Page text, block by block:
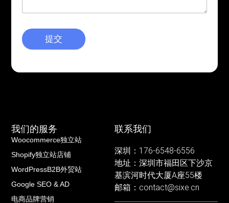
我们的服务
Woocommerce独立站
Shopify独立站店铺
WordPressB2B外贸站
Google SEO & AD
电商品牌营销
联系我们
深圳：176-6548-6556
地址：深圳市福田区下沙京
基滨河时代大厦A座55楼
邮箱：contact@sixe.cn
提交